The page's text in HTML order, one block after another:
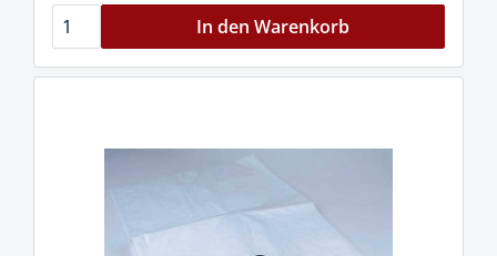
In den Warenkorb